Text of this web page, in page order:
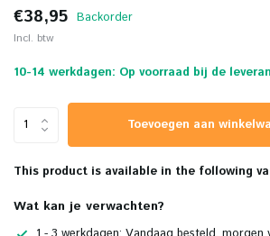
€38,95 Backorder
Incl. btw
10-14 werkdagen: Op voorraad bij de
Toevoegen aan
This product is available in the following
Wat kan je verwachten?